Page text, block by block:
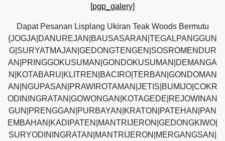
[pgp_galery]
Dapat Pesanan Lisplang Ukiran Teak Woods Bermutu
{JOGJA|DANUREJAN|BAUSASARAN|TEGALPANGGUN
G|SURYATMAJAN|GEDONGTENGEN|SOSROMENDUR
AN|PRINGGOKUSUMAN|GONDOKUSUMAN|DEMANGA
N|KOTABARU|KLITREN|BACIRO|TERBAN|GONDOMAN
AN|NGUPASAN|PRAWIROTAMAN|JETIS|BUMIJO|COKR
ODININGRATAN|GOWONGAN|KOTAGEDE|REJOWINAN
GUN|PRENGGAN|PURBAYAN|KRATON|PATEHAN|PAN
EMBAHAN|KADIPATEN|MANTRIJERON|GEDONGKIWO|
SURYODININGRATAN|MANTRIJERON|MERGANGSAN|